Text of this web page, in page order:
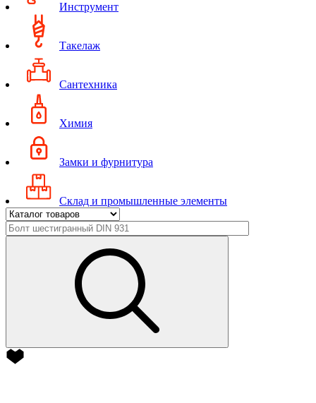
Инструмент
Такелаж
Сантехника
Химия
Замки и фурнитура
Склад и промышленные элементы